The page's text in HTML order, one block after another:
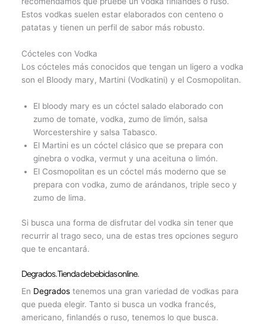
Estos vodkas suelen estar elaborados con centeno o
patatas y tienen un perfil de sabor más robusto.
Cócteles con Vodka
Los cócteles más conocidos que tengan un ligero a vodka
son el Bloody mary, Martini (Vodkatini) y el Cosmopolitan.
El bloody mary es un cóctel salado elaborado con
zumo de tomate, vodka, zumo de limón, salsa
Worcestershire y salsa Tabasco.
El Martini es un cóctel clásico que se prepara con
ginebra o vodka, vermut y una aceituna o limón.
El Cosmopolitan es un cóctel más moderno que se
prepara con vodka, zumo de arándanos, triple seco y
zumo de lima.
Si busca una forma de disfrutar del vodka sin tener que
recurrir al trago seco, una de estas tres opciones seguro
que te encantará.
Degrados. Tienda de bebidas online.
En Degrados tenemos una gran variedad de vodkas para
que pueda elegir. Tanto si busca un vodka francés,
americano, finlandés o ruso, tenemos lo que busca.